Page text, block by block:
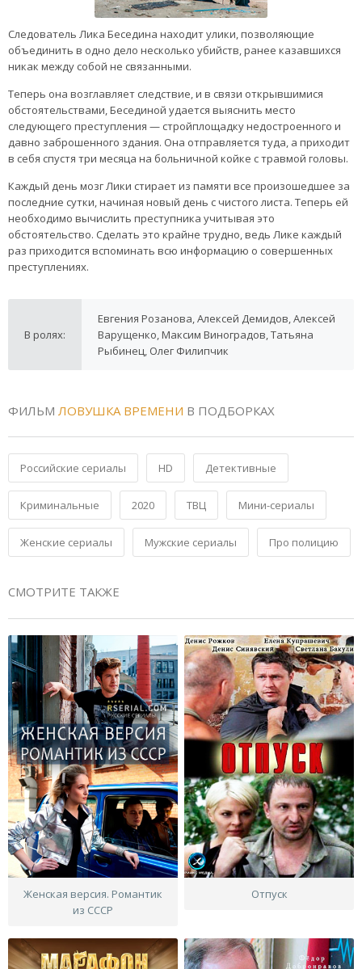
Следователь Лика Беседина находит улики, позволяющие
объединить в одно дело несколько убийств, ранее казавшихся
никак между собой не связанными.
Теперь она возглавляет следствие, и в связи открывшимися
обстоятельствами, Бесединой удается выяснить место
следующего преступления — стройплощадку недостроенного и
давно заброшенного здания. Она отправляется туда, а приходит
в себя спустя три месяца на больничной койке с травмой головы.
Каждый день мозг Лики стирает из памяти все произошедшее за
последние сутки, начиная новый день с чистого листа. Теперь ей
необходимо вычислить преступника учитывая это
обстоятельство. Сделать это крайне трудно, ведь Лике каждый
раз приходится вспоминать всю информацию о совершенных
преступлениях.
В ролях:
Евгения Розанова, Алексей Демидов, Алексей
Варущенко, Максим Виноградов, Татьяна
Рыбинец, Олег Филипчик
ФИЛЬМ ЛОВУШКА ВРЕМЕНИ В ПОДБОРКАХ
Российские сериалы HD Детективные
Криминальные 2020 ТВЦ Мини-сериалы
Женские сериалы Мужские сериалы Про полицию
СМОТРИТЕ ТАКЖЕ
Женская версия. Романтик
из СССР
Отпуск